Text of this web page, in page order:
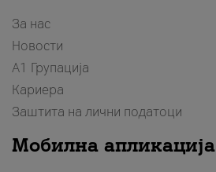
За нас
Новости
А1 Групација
Кариера
Заштита на лични податоци
Мобилна апликација